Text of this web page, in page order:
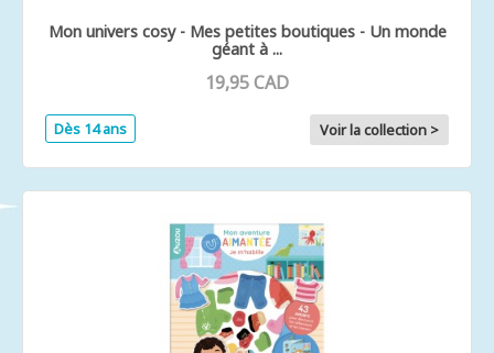
Mon univers cosy - Mes petites boutiques - Un monde
géant à ...
19,95 CAD
Dès 14 ans Voir la collection >